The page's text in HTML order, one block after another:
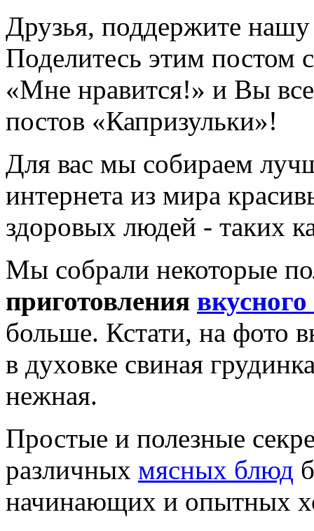
Друзья, поддержите
Поделитесь этим постом
«Мне нравится!» и Вы
постов «Капризульки»!
Для вас мы собираем
интернета из мира
здоровых людей - таких
Мы собрали некоторые
приготовления
больше. Кстати, на фото
в духовке свиная
нежная.
Простые и полезные
различных мясных блюд
начинающих и опытных